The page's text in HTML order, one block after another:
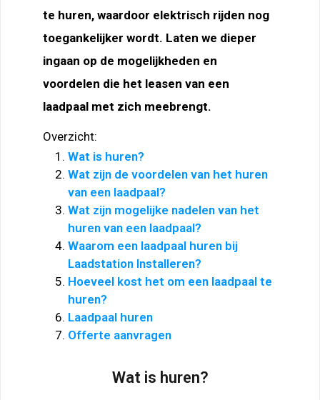
te huren, waardoor elektrisch rijden nog
toegankelijker wordt. Laten we dieper
ingaan op de mogelijkheden en
voordelen die het leasen van een
laadpaal met zich meebrengt.
Overzicht:
Wat is huren?
Wat zijn de voordelen van het huren
van een laadpaal?
Wat zijn mogelijke nadelen van het
huren van een laadpaal?
Waarom een laadpaal huren bij
Laadstation Installeren?
Hoeveel kost het om een laadpaal te
huren?
Laadpaal huren
Offerte aanvragen
Wat is huren?